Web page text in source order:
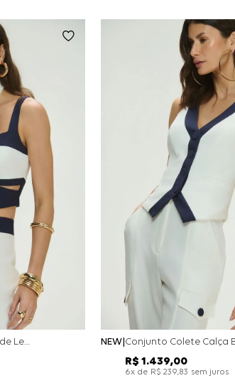
Conjunto Top E Calça Wide Leg Bicolor Alfaitaria - Off White NEW
R$ 1 .439,00
6x de R$ 239,83 sem juros